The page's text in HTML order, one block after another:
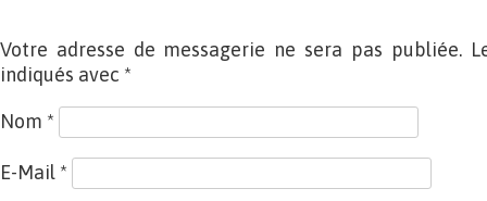
Votre adresse de messagerie ne sera pas publiée.
indiqués avec *
Nom *
E-Mail *